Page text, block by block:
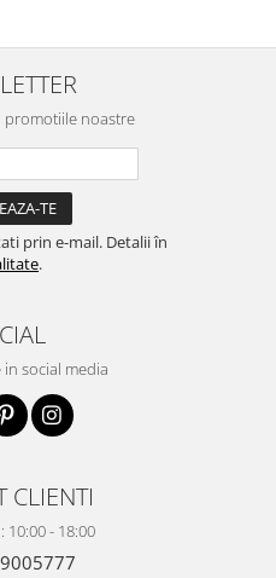
promotiile noastre
prin e-mail. Detalii în
.
social media
CLIENTI
10:00 - 18:00